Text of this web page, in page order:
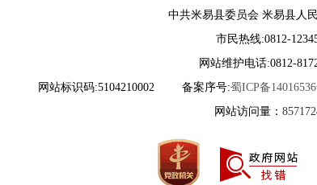
中共米易县委员会 米易县人
市民热线:0812-
网站维护电话:0812-
网站标识码:5104210002
备案序号:蜀ICP备
网站访问量：